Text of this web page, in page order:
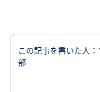
この記事を書いた人
部